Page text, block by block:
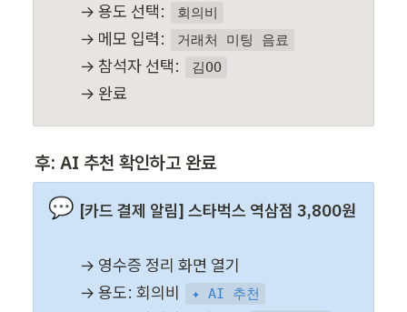
→ 용도 선택:
회의비
→ 메모 입력: 거래처 미팅 음료
→ 참석자 선택: 김OO
→ 완료
후: AI 추천 확인하고 완료
💬 [카드 결제 알림] 스타벅스 역삼점 3,800원
→ 영수증 정리 화면 열기
→ 용도: 회의비
✦ AI 추천